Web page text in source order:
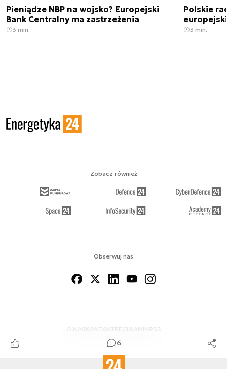
6
Pieniądze NBP na wojsko? Europejski
Bank Centralny ma zastrzeżenia
3 min.
Polskie
3 min.
Obserwuj nas
O NAS KONTAKTREGULAMINRSS
Zobacz również